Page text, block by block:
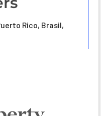
Rico, Brasil,